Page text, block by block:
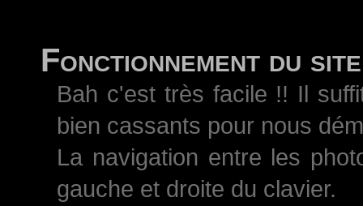
Fonctionnement du site
Bah c'est très facile !! Il
bien cassants pour nous
La navigation entre les
gauche et droite du clavier.